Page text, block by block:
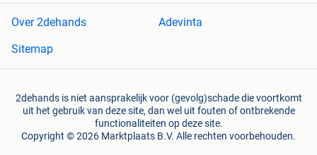
Over 2dehands
Adevinta
Sitemap
2dehands is niet aansprakelijk voor (gevolg)schade die voortkomt
uit het gebruik van deze site, dan wel uit fouten of ontbrekende
functionaliteiten op deze site.
Copyright © 2026 Marktplaats B.V. Alle rechten voorbehouden.